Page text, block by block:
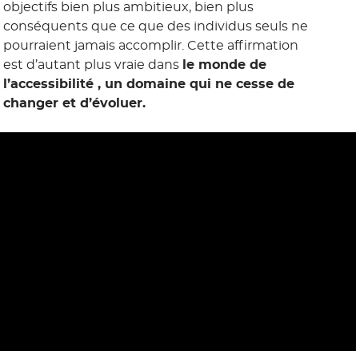
objectifs bien plus ambitieux, bien plus
conséquents que ce que des individus seuls ne
pourraient jamais accomplir. Cette affirmation
est d’autant plus vraie dans le monde de
l’accessibilité , un domaine qui ne cesse de
changer et d’évoluer.